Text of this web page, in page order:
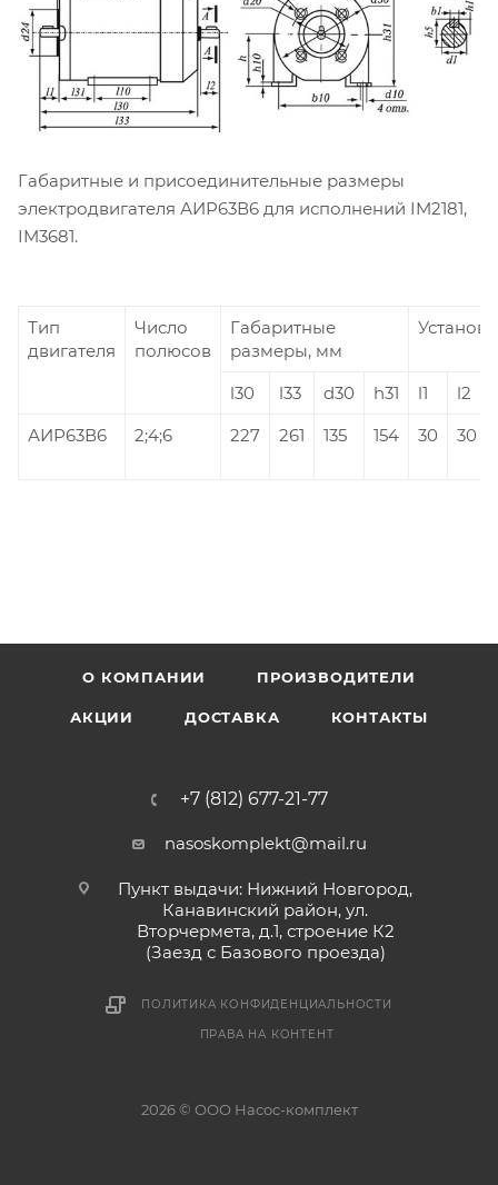
Габаритные и присоединительные размеры
электродвигателя АИР63В6 для исполнений IM2181,
IM3681.
Тип
двигателя
Число
полюсов
Габаритные
размеры, мм
l30 l33 d30 h31 l1 l2
АИР63В6
2;4;6 227 261 135 154 30 30
О КОМПАНИИ ПРОИЗВОДИТЕЛИ
АКЦИИ ДОСТАВКА КОНТАКТЫ
+7 (812) 677-21-77
nasoskomplekt@mail.ru
Пункт выдачи: Нижний Новгород,
Канавинский район, ул.
Вторчермета, д.1, строение К2
(Заезд с Базового проезда)
ПОЛИТИКА КОНФИДЕНЦИАЛЬНОСТИ
ПРАВА НА КОНТЕНТ
2026 © ООО Насос-комплект